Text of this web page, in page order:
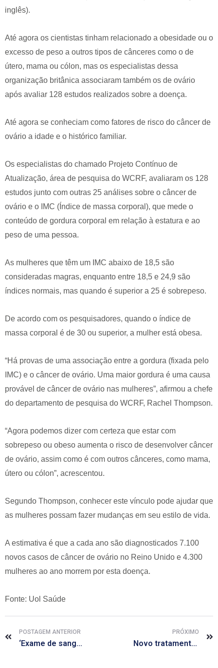
inglês).
Até agora os cientistas tinham relacionado a obesidade ou o
excesso de peso a outros tipos de cânceres como o de
útero, mama ou cólon, mas os especialistas dessa
organização britânica associaram também os de ovário
após avaliar 128 estudos realizados sobre a doença.
Até agora se conheciam como fatores de risco do câncer de
ovário a idade e o histórico familiar.
Os especialistas do chamado Projeto Contínuo de
Atualização, área de pesquisa do WCRF, avaliaram os 128
estudos junto com outras 25 análises sobre o câncer de
ovário e o IMC (Índice de massa corporal), que mede o
conteúdo de gordura corporal em relação à estatura e ao
peso de uma pessoa.
As mulheres que têm um IMC abaixo de 18,5 são
consideradas magras, enquanto entre 18,5 e 24,9 são
índices normais, mas quando é superior a 25 é sobrepeso.
De acordo com os pesquisadores, quando o índice de
massa corporal é de 30 ou superior, a mulher está obesa.
“Há provas de uma associação entre a gordura (fixada pelo
IMC) e o câncer de ovário. Uma maior gordura é uma causa
provável de câncer de ovário nas mulheres”, afirmou a chefe
do departamento de pesquisa do WCRF, Rachel Thompson.
“Agora podemos dizer com certeza que estar com
sobrepeso ou obeso aumenta o risco de desenvolver câncer
de ovário, assim como é com outros cânceres, como mama,
útero ou cólon”, acrescentou.
Segundo Thompson, conhecer este vínculo pode ajudar que
as mulheres possam fazer mudanças em seu estilo de vida.
A estimativa é que a cada ano são diagnosticados 7.100
novos casos de câncer de ovário no Reino Unido e 4.300
mulheres ao ano morrem por esta doença.
Fonte: Uol Saúde
POSTAGEM ANTERIOR
‘Exame de sangue é capaz de prever Alzheimer em pessoas saudáveis’
PRÓXIMO
Novo tratamento eleva sobrevida de paciente com câncer de colo do útero